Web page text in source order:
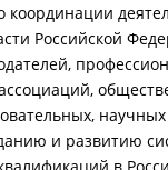
координации
Российской
и развитию